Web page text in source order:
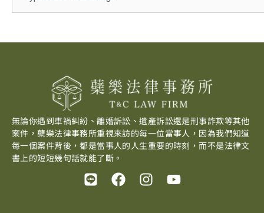
無論你遇到車禍糾紛、離婚訴訟、遺產訴訟還是刑事詐欺等其他
案件，蘗樂法律事務所重視來訪的每一位當事人，因為我們知道
每一個案件背後，都是當事人的人生重要的時刻，而不是法律文
書上的短短幾句話就能了斷。
L F
a
I Y